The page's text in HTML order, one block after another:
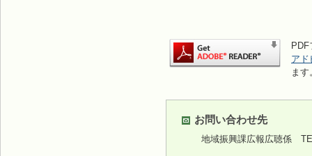
アド
ます
お問い合わせ先
地域振興課広報広聴係